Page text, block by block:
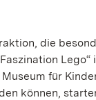
die
Lego“
für
können,